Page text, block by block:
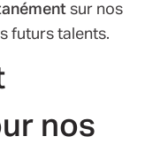
sur nos
futurs talents.
nos